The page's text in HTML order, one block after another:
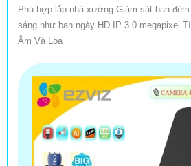
Phù hợp lắp nhà xưởng Giám sát ban
sáng như ban ngày HD IP 3.0 megapixel
Âm Và Loa